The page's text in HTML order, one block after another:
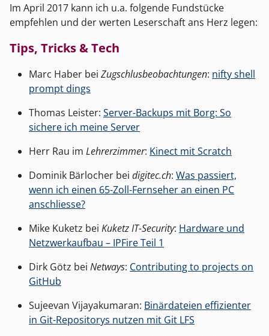
Im April 2017 kann ich u.a. folgende Fundstücke
empfehlen und der werten Leserschaft ans Herz legen:
Tips, Tricks & Tech
Marc Haber bei Zugschlusbeobachtungen: nifty shell
prompt dings
Thomas Leister: Server-Backups mit Borg: So
sichere ich meine Server
Herr Rau im Lehrerzimmer: Kinect mit Scratch
Dominik Bärlocher bei digitec.ch: Was passiert,
wenn ich einen 65-Zoll-Fernseher an einen PC
anschliesse?
Mike Kuketz bei Kuketz IT-Security: Hardware und
Netzwerkaufbau – IPFire Teil 1
Dirk Götz bei Netways: Contributing to projects on
GitHub
Sujeevan Vijayakumaran: Binärdateien effizienter
in Git-Repositorys nutzen mit Git LFS